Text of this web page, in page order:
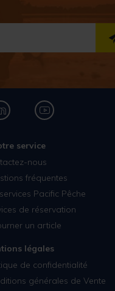
service
nous
fréquentes
Pacific Pêche
de réservation
un article
légales
de confidentialité
générales de Vente